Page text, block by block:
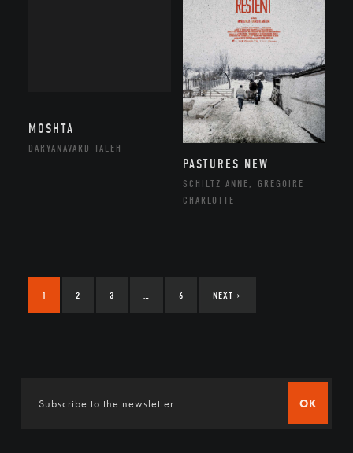
MOSHTA
DARYANAVARD TALEH
PASTURES NEW
SCHILTZ ANNE, GRÉGOIRE
CHARLOTTE
1 2 3 … 6 NEXT ›
OK